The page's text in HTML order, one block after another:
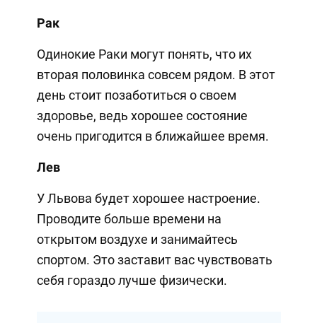
Рак
Одинокие Раки могут понять, что их
вторая половинка совсем рядом. В этот
день стоит позаботиться о своем
здоровье, ведь хорошее состояние
очень пригодится в ближайшее время.
Лев
У Львова будет хорошее настроение.
Проводите больше времени на
открытом воздухе и занимайтесь
спортом. Это заставит вас чувствовать
себя гораздо лучше физически.